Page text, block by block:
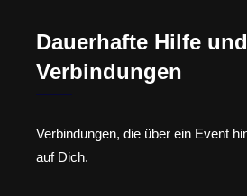
Dauerhafte Hilfe
Verbindungen
Verbindungen, die über ein Event
auf Dich.